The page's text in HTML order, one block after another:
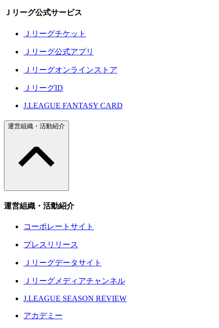
Ｊリーグ公式サービス
Ｊリーグチケット
Ｊリーグ公式アプリ
Ｊリーグオンラインストア
ＪリーグID
J.LEAGUE FANTASY CARD
運営組織・活動紹介
運営組織・活動紹介
コーポレートサイト
プレスリリース
Ｊリーグデータサイト
Ｊリーグメディアチャンネル
J.LEAGUE SEASON REVIEW
アカデミー